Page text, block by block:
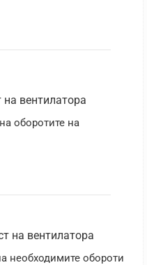
вентилатора
оборотите на
на вентилатора
необходимите обороти